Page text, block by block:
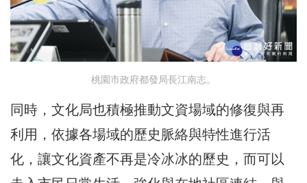
桃園市政府都發局長江南志。
同時，文化局也積極推動文資場域的修復與再
利用，依據各場域的歷史脈絡與特性進行活
化，讓文化資產不再是冷冰冰的歷史，而可以